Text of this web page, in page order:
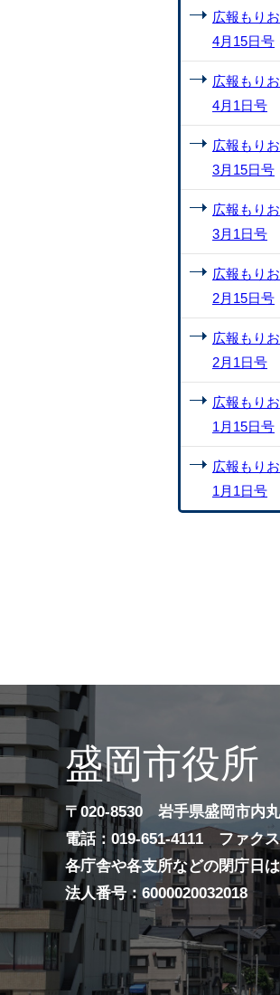
広報もり
4月15日号
広報もり
4月1日号
広報もり
3月15日号
広報もり
3月1日号
広報もり
2月15日号
広報もり
2月1日号
広報もり
1月15日号
広報もり
1月1日号
盛岡市役所
〒020-8530 岩手県盛岡市内
電話：019-651-4111 ファク
各庁舎や各支所などの閉庁日
法人番号：6000020032018